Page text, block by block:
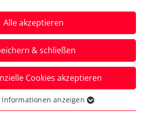
SeniorInnen
2026 / Herren
Alle akzeptieren
& schließen
Cookies akzeptieren
werden für grundlegende
Informationen anzeigen